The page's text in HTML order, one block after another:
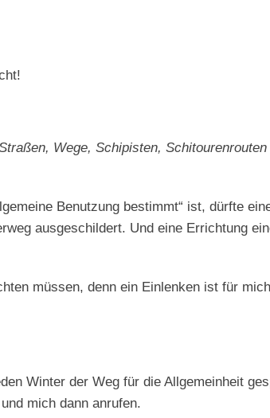
Wege, Schipisten, Schitourenrouten
Benutzung bestimmt“ ist, dürfte
ausgeschildert. Und eine Errichtung
müssen, denn ein Einlenken ist für mich
Winter der Weg für die Allgemeinheit
mich dann anrufen.